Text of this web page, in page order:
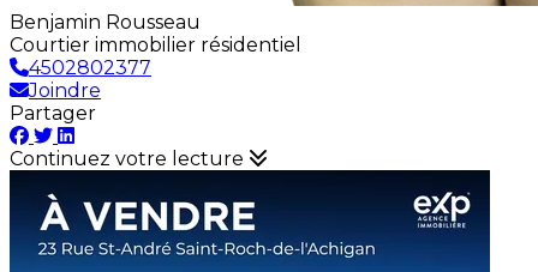
Benjamin Rousseau
Courtier immobilier résidentiel
4502802377
Joindre
Partager
Continuez votre lecture